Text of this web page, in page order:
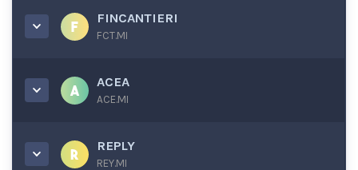
FINCANTIERI
FCT.MI
ACEA
ACE.MI
REPLY
REY.MI